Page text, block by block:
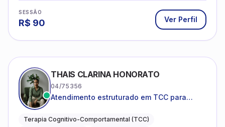
SESSÃO
R$ 90 Ver Perfil
THAIS CLARINA HONORATO
04/75356
Atendimento estruturado em TCC para
excessiva
Terapia Cognitivo-Comportamental (TCC)